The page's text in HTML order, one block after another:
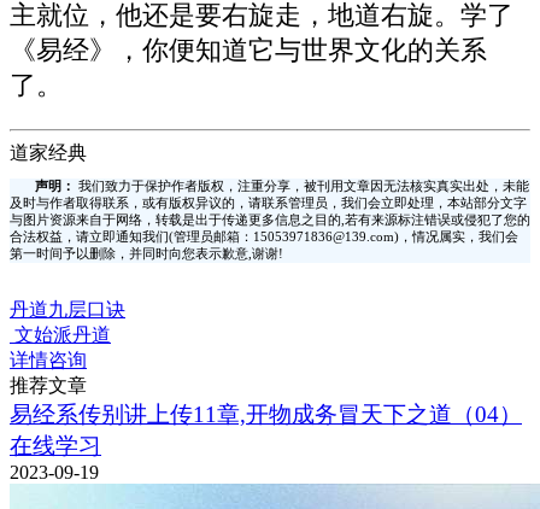
主就位，他还是要右旋走，地道右旋。学了
《易经》，你便知道它与世界文化的关系
了。
道家经典
声明：
我们致力于保护作者版权，注重分享，被刊用文章因无法核实真实出处，未能
及时与作者取得联系，或有版权异议的，请联系管理员，我们会立即处理，本站部分文字
与图片资源来自于网络，转载是出于传递更多信息之目的,若有来源标注错误或侵犯了您的
合法权益，请立即通知我们(管理员邮箱：15053971836@139.com)，情况属实，我们会
第一时间予以删除，并同时向您表示歉意,谢谢!
丹道九层口诀
文始派丹道
详情咨询
推荐文章
易经系传别讲上传11章,开物成务冒天下之道（04）
在线学习
2023-09-19